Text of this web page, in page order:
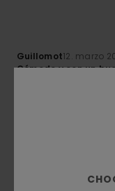
Guillomot12. marzo
Cómodo y con un
Recomiendo